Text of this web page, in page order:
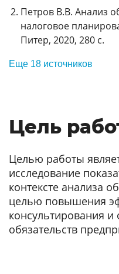
Петров В.В. Анализ
налоговое
Питер, 2020, 280 с.
Еще 18 источников
Цель
Целью работы
исследование
контексте анализа
целью повышения
консультирования
обязательств